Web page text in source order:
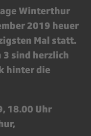
Winterthur
2019 heuer
Mal statt.
3 sind herzlich
hinter die
18.00 Uhr